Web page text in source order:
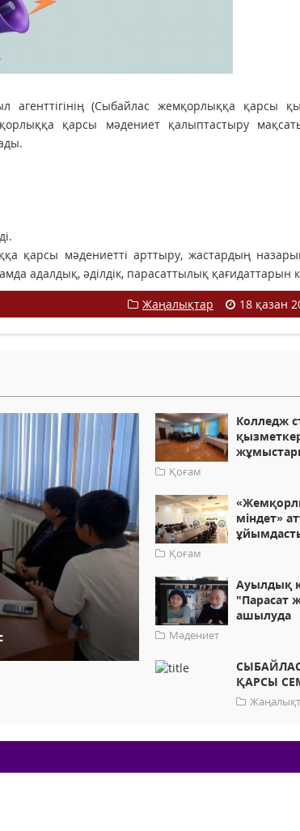
агенттігінің (Сыбайлас жемқорлыққа қарсы
қарсы мәдениет қалыптастыру
қарсы мәдениетті арттыру, жастардың
адалдық, әділдік, парасаттылық қағидаттарын
Жаңалықтар
18 қазан
Колледж
Қоғам
міндет»
Қоғам
Ауылдық
"Парасат
ашылуда
Мәдениет
ҚАРСЫ